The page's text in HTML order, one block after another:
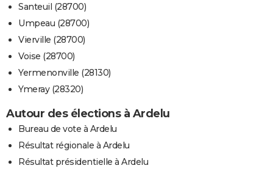
Santeuil (28700)
Umpeau (28700)
Vierville (28700)
Voise (28700)
Yermenonville (28130)
Ymeray (28320)
Autour des élections à Ardelu
Bureau de vote à Ardelu
Résultat régionale à Ardelu
Résultat présidentielle à Ardelu